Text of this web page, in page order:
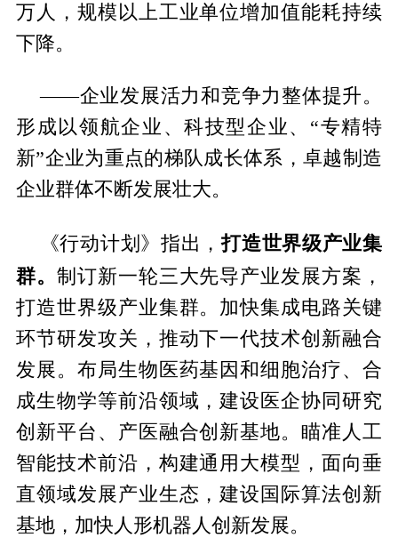
万人，规模以上工业单位增加值能耗持续
下降。
——企业发展活力和竞争力整体提升。
形成以领航企业、科技型企业、“专精特
新”企业为重点的梯队成长体系，卓越制造
企业群体不断发展壮大。
《行动计划》指出，打造世界级产业集
群。
制订新一轮三大先导产业发展方案，
打造世界级产业集群。加快集成电路关键
环节研发攻关，推动下一代技术创新融合
发展。布局生物医药基因和细胞治疗、合
成生物学等前沿领域，建设医企协同研究
创新平台、产医融合创新基地。瞄准人工
智能技术前沿，构建通用大模型，面向垂
直领域发展产业生态，建设国际算法创新
基地，加快人形机器人创新发展。